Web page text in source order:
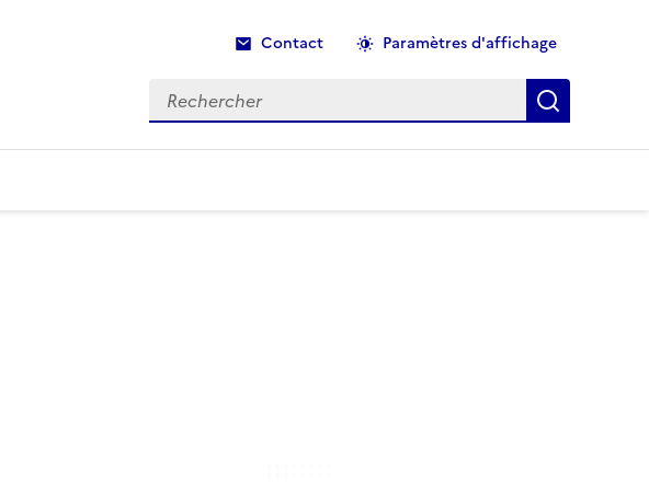
Contact Paramètres d'affichage
Rechercher Recherche